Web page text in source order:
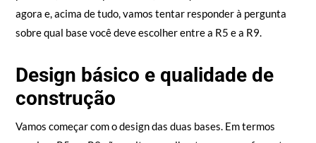
sugere. No papel, há uma diferença notável em termos de
potência, mas e na pista? Bem, é isso que vamos analisar
sobre qual base você deve escolher entre a R5 e a R9.
Design básico e qualidade de
construção